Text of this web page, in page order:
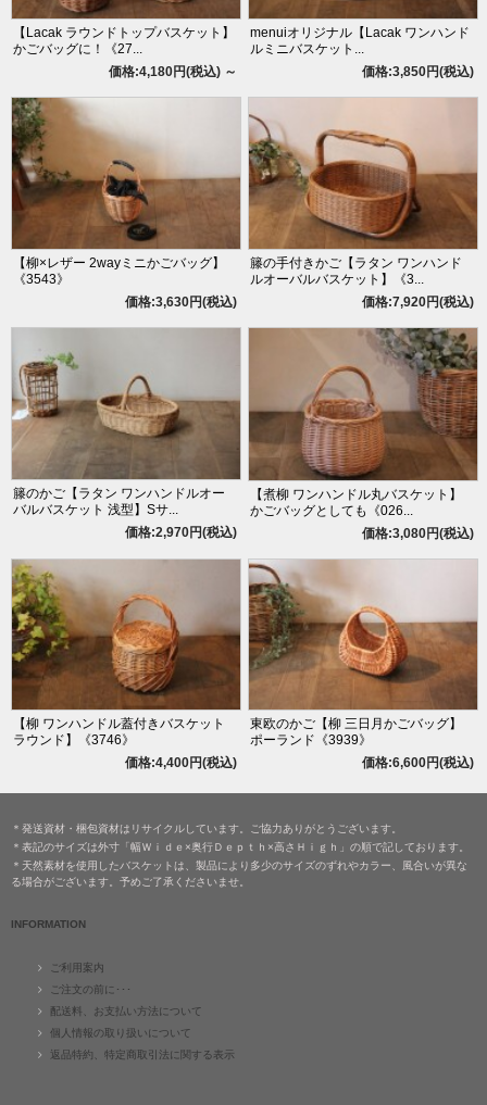
【Lacak ラウンドトップバスケット】
かごバッグに！《27...
価格:4,180円(税込) ～
menuiオリジナル【Lacak ワンハンド
ルミニバスケット...
価格:3,850円(税込)
【柳×レザー 2wayミニかごバッグ】
《3543》
価格:3,630円(税込)
籐の手付きかご【ラタン ワンハンド
ルオーバルバスケット】《3...
価格:7,920円(税込)
籐のかご【ラタン ワンハンドルオー
バルバスケット 浅型】Sサ...
価格:2,970円(税込)
【煮柳 ワンハンドル丸バスケット】
かごバッグとしても《026...
価格:3,080円(税込)
【柳 ワンハンドル蓋付きバスケット
ラウンド】《3746》
価格:4,400円(税込)
東欧のかご【柳 三日月かごバッグ】
ポーランド《3939》
価格:6,600円(税込)
＊発送資材・梱包資材はリサイクルしています。ご協力ありがとうございます。
＊表記のサイズは外寸「幅Ｗｉｄｅ×奥行Ｄｅｐｔｈ×高さＨｉｇｈ」の順で記しております。
＊天然素材を使用したバスケットは、製品により多少のサイズのずれやカラー、風合いが異な
る場合がございます。予めご了承くださいませ。
INFORMATION
ご利用案内
ご注文の前に･･･
配送料、お支払い方法について
個人情報の取り扱いについて
返品特約、特定商取引法に関する表示